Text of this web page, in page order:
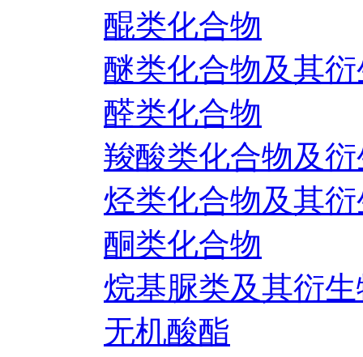
醌类化合物
醚类化合物及其
醛类化合物
羧酸类化合物及
烃类化合物及其
酮类化合物
烷基脲类及其衍
无机酸酯